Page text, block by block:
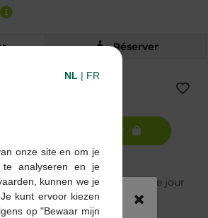
Réserver
commandé avant 12h, livré le jour
×
NL | FR
onze site en om je
te analyseren en je
kunnen we je
kunt ervoor kiezen
op "Bewaar mijn